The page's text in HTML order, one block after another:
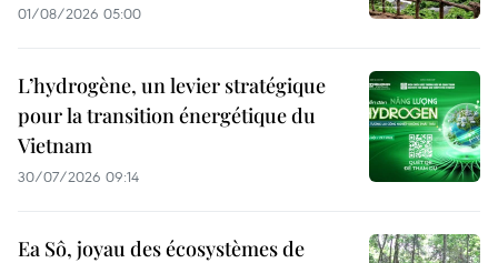
01/08/2026 05:00
L’hydrogène, un levier stratégique
pour la transition énergétique du
Vietnam
30/07/2026 09:14
Ea Sô, joyau des écosystèmes de